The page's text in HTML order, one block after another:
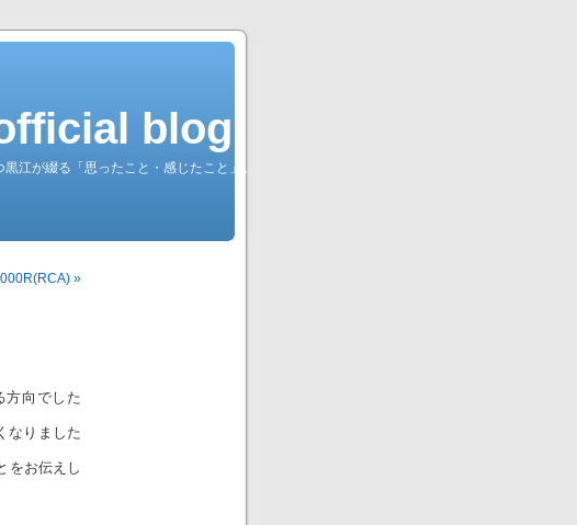
blog.
江が綴る「思ったこと・感じたこと」。
»
方向でした
なりました
をお伝えし